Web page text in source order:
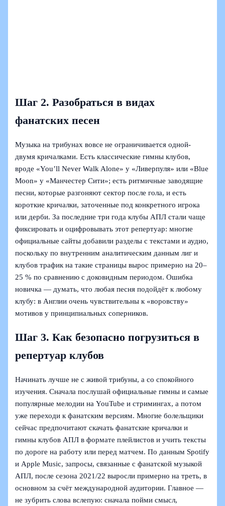
Шаг 2. Разобраться в видах
фанатских песен
Музыка на трибунах вовсе не ограничивается одной-
двумя кричалками. Есть классические гимны клубов,
вроде «You’ll Never Walk Alone» у «Ливерпуля» или «Blue
Moon» у «Манчестер Сити»; есть ритмичные заводящие
песни, которые разгоняют сектор после гола, и есть
короткие кричалки, заточенные под конкретного игрока
или дерби. За последние три года клубы АПЛ стали чаще
фиксировать и оцифровывать этот репертуар: многие
официальные сайты добавили разделы с текстами и аудио,
поскольку по внутренним аналитическим данным лиг и
клубов трафик на такие страницы вырос примерно на 20–
25 % по сравнению с доковидным периодом. Ошибка
новичка — думать, что любая песня подойдёт к любому
клубу: в Англии очень чувствительны к «воровству»
мотивов у принципиальных соперников.
Шаг 3. Как безопасно погрузиться в
репертуар клубов
Начинать лучше не с живой трибуны, а со спокойного
изучения. Сначала послушай официальные гимны и самые
популярные мелодии на YouTube и стримингах, а потом
уже переходи к фанатским версиям. Многие болельщики
сейчас предпочитают скачать фанатские кричалки и
гимны клубов АПЛ в формате плейлистов и учить тексты
по дороге на работу или перед матчем. По данным Spotify
и Apple Music, запросы, связанные с фанатской музыкой
АПЛ, после сезона 2021/22 выросли примерно на треть, в
основном за счёт международной аудитории. Главное —
не зубрить слова вслепую: сначала пойми смысл,